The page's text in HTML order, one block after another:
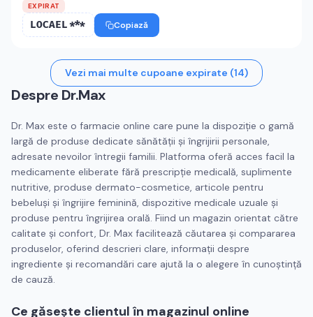
EXPIRAT
LOCAEL*** Copiază
Vezi mai multe cupoane expirate (14)
Despre Dr.Max
Dr. Max este o farmacie online care pune la dispoziție o gamă
largă de produse dedicate sănătății și îngrijirii personale,
adresate nevoilor întregii familii. Platforma oferă acces facil la
medicamente eliberate fără prescripție medicală, suplimente
nutritive, produse dermato-cosmetice, articole pentru
bebeluși și îngrijire feminină, dispozitive medicale uzuale și
produse pentru îngrijirea orală. Fiind un magazin orientat către
calitate și confort, Dr. Max facilitează căutarea și compararea
produselor, oferind descrieri clare, informații despre
ingrediente și recomandări care ajută la o alegere în cunoștință
de cauză.
Ce găsește clientul în magazinul online